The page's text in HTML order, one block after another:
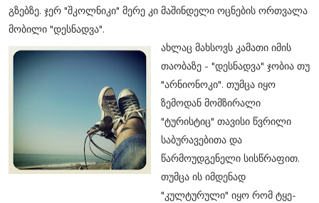
გზებზე. ჯერ "შკოლნიკი" მერე კი მაშინდელი ოცნების ორთვალა
მობილი "დესნადვა".
ახლაც მახსოვს კამათი იმის
თაობაზე - "დესნადვა" ჯობია თუ
"არნიონოკი". თუმცა იყო
ზემოდან მომზირალი
"ტურისტიც" თავისი წვრილი
საბურავებითა და
წარმოუდგენელი სისწრაფით.
თუმცა ის იმდენად
"კულტურული" იყო რომ ტყე-